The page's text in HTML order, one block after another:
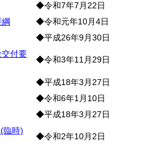
◆令和7年7月22日
◆令和元年10月4日
◆平成26年9月30日
付要
◆令和3年11月29日
◆平成18年3月27日
◆令和6年1月10日
◆平成18年3月27日
臨時)
◆令和2年10月2日